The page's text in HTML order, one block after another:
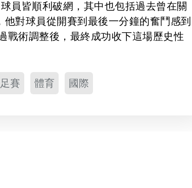
員皆順利破網，其中也包括過去曾在關
對球員從開賽到最後一分鐘的奮鬥感到
戰術調整後，最終成功收下這場歷史性
賽 體育 國際